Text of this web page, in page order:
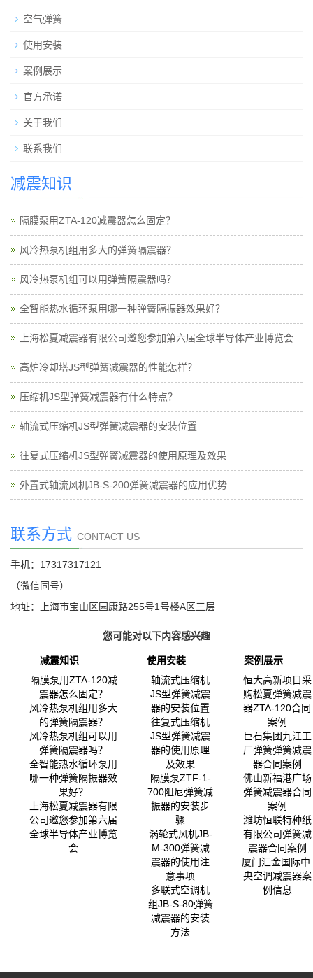
空气弹簧
使用安装
案例展示
官方承诺
关于我们
联系我们
减震知识
隔膜泵用ZTA-120减震器怎么固定？
风冷热泵机组用多大的弹簧隔震器？
风冷热泵机组可以用弹簧隔震器吗？
全智能热水循环泵用哪一种弹簧隔振器效果好？
上海松夏减震器有限公司邀您参加第六届全球半导体产业博览会
高炉冷却塔JS型弹簧减震器的性能怎样？
压缩机JS型弹簧减震器有什么特点？
轴流式压缩机JS型弹簧减震器的安装位置
往复式压缩机JS型弹簧减震器的使用原理及效果
外置式轴流风机JB-S-200弹簧减震器的应用优势
联系方式 CONTACT US
手机：17317317121
（微信同号）
地址：上海市宝山区园康路255号1号楼A区三层
您可能对以下内容感兴趣
减震知识
隔膜泵用ZTA-120减
震器怎么固定？
风冷热泵机组用多大
的弹簧隔震器？
风冷热泵机组可以用
弹簧隔震器吗？
全智能热水循环泵用
哪一种弹簧隔振器效
果好？
上海松夏减震器有限
公司邀您参加第六届
全球半导体产业博览
会
使用安装
轴流式压缩机
JS型弹簧减震
器的安装位置
往复式压缩机
JS型弹簧减震
器的使用原理
及效果
隔膜泵ZTF-1-
700阻尼弹簧减
振器的安装步
骤
涡轮式风机JB-
M-300弹簧减
震器的使用注
意事项
多联式空调机
组JB-S-80弹簧
减震器的安装
方法
案例展示
恒大高新项目采
购松夏弹簧减震
器ZTA-120合同
案例
巨石集团九江工
厂弹簧弹簧减震
器合同案例
佛山新福港广场
弹簧减震器合同
案例
潍坊恒联特种纸
有限公司弹簧减
震器合同案例
厦门汇金国际中.
央空调减震器案
例信息